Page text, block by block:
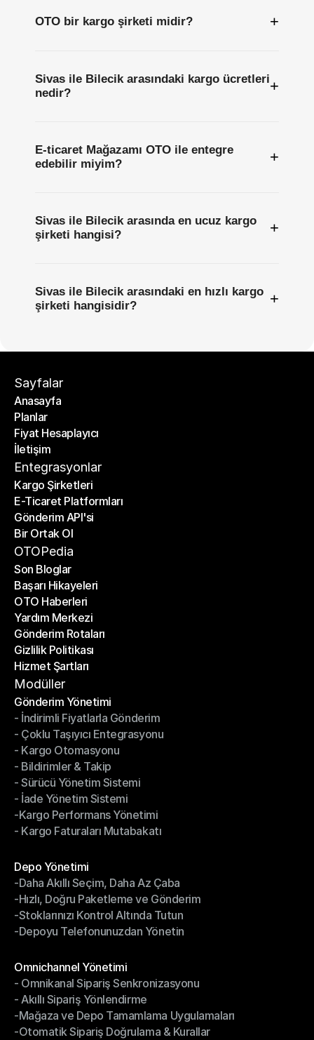
OTO bir kargo şirketi midir? +
Sivas ile Bilecik arasındaki kargo ücretleri
nedir?
+
E-ticaret Mağazamı OTO ile entegre
edebilir miyim?
+
Sivas ile Bilecik arasında en ucuz kargo
şirketi hangisi?
+
Sivas ile Bilecik arasındaki en hızlı kargo
şirketi hangisidir?
+
Sayfalar
Anasayfa
Anasayfa
Planlar
Planlar
Fiyat Hesaplayıcı
Fiyat Hesaplayıcı
İletişim
İletişim
Entegrasyonlar
Kargo Şirketleri
Kargo Şirketleri
E-Ticaret Platformları
E-Ticaret Platformları
Gönderim API'si
Gönderim API'si
Bir Ortak Ol
Bir Ortak Ol
OTOPedia
Son Bloglar
Son Bloglar
Başarı Hikayeleri
Başarı Hikayeleri
OTO Haberleri
OTO Haberleri
Yardım Merkezi
Yardım Merkezi
Gönderim Rotaları
Gönderim Rotaları
Gizlilik Politikası
Gizlilik Politikası
Hizmet Şartları
Hizmet Şartları
Modüller
Gönderim Yönetimi
Gönderim Yönetimi
- İndirimli Fiyatlarla Gönderim
- İndirimli Fiyatlarla Gönderim
- Çoklu Taşıyıcı Entegrasyonu
- Çoklu Taşıyıcı Entegrasyonu
- Kargo Otomasyonu
- Kargo Otomasyonu
- Bildirimler & Takip
- Bildirimler & Takip
- Sürücü Yönetim Sistemi
- Sürücü Yönetim Sistemi
- İade Yönetim Sistemi
- İade Yönetim Sistemi
-Kargo Performans Yönetimi
-Kargo Performans Yönetimi
- Kargo Faturaları Mutabakatı
Depo Yönetimi
Depo Yönetimi
-Daha Akıllı Seçim, Daha Az Çaba
-Daha Akıllı Seçim, Daha Az Çaba
-Hızlı, Doğru Paketleme ve Gönderim
-Hızlı, Doğru Paketleme ve Gönderim
-Stoklarınızı Kontrol Altında Tutun
-Stoklarınızı Kontrol Altında Tutun
-Depoyu Telefonunuzdan Yönetin
Omnichannel Yönetimi
Omnichannel Yönetimi
- Omnikanal Sipariş Senkronizasyonu
- Omnikanal Sipariş Senkronizasyonu
- Akıllı Sipariş Yönlendirme
- Akıllı Sipariş Yönlendirme
-Mağaza ve Depo Tamamlama Uygulamaları
-Mağaza ve Depo Tamamlama Uygulamaları
-Otomatik Sipariş Doğrulama & Kurallar